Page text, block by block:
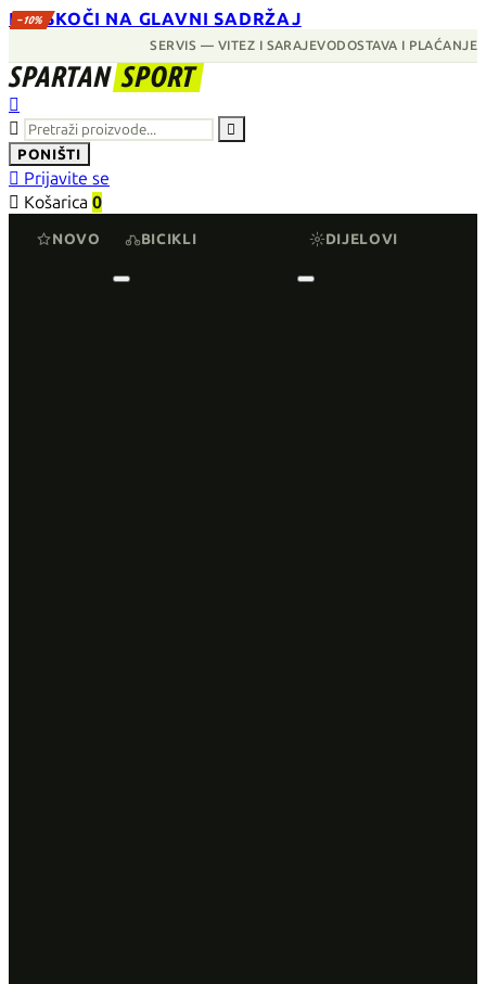
PRESKOČI NA GLAVNI SADRŽAJ
SERVIS — VITEZ I SARAJEVODOSTAVA I PLAĆANJE
SPARTAN SPORT



PONIŠTI
 Prijavite se
 Košarica 0
NOVO BICIKLI DIJELOVI
−10%